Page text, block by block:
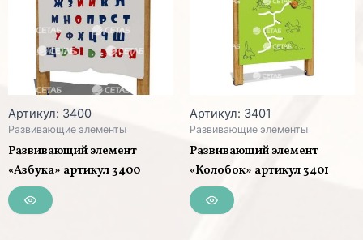
Артикул: 3400
Развивающие элементы
Развивающий элемент
«Азбука» артикул 3400
Артикул: 3401
Развивающие элементы
Развивающий элемент
«Колобок» артикул 3401